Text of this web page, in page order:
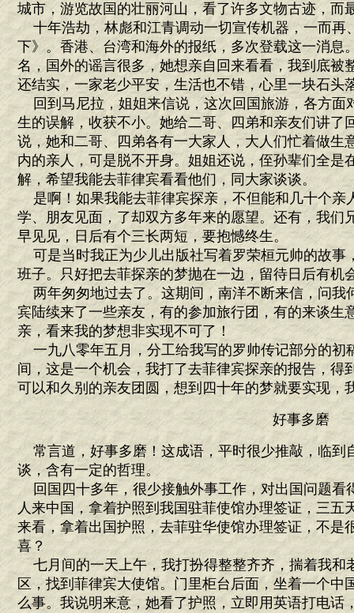
城市，游览故国的壮丽河山，看了许多文物古迹，而
十年浩劫，林彪和江青调动一切宣传机器，一而再
下》。香港、台湾和海外的报纸，多次登载这一消息
名，国外的谣言很多，她想亲自回来看看，我到底被
还结实，一家老少平安，生活也不错，心里一块石头
回到马尼拉，姐姐来信说，这次回国旅游，各方面
生的误解，收获不小。她给二哥、四弟和亲友们讲了
说，她和二哥、四弟各有一大家人，大人们忙着做生
内的亲人，可是脱不开身。姐姐还说，侄孙辈们全是
解，希望我能去菲律宾看看他们，同大家谈谈。
是啊！如果我能去菲律宾探亲，不但能和几十个亲
学、朋友见面，了却双方多年来的愿望。还有，我们
早见见，日后有个三长两短，要抱憾终生。
可是当时我正为少儿出版社写着罗荣桓元帅的故事
班子。只好把去菲探亲的梦抛在一边，留待日后有机
两年匆匆地过去了。这期间，南洋不断来信，问我
宾陆续来了一些亲友，有的参加旅行团，有的来谈生
亲，看来我的梦想非实现不可了！
一九八零年五月，分工给我写的罗帅传记部分的初
间，这是一个机会，我打了去菲律宾探亲的报告，得
可以和久别的亲友团圆，想到四十年的梦就要实现，
好事多磨
常言道，好事多磨！这成语，平时很少推敲，临到
谈，含有一定的哲理。
回国四十多年，很少接触外事工作，对出国问题看
人来中国，拿着护照到我国驻菲使馆办理签证，三五
来看，拿着出国护照，去菲驻华使馆办理签证，不是
喜？
七月间的一天上午，我打扮得整整齐齐，揣着我和
区，找到菲律宾大使馆。门里柜台后面，坐着一个中
么事。我说明来意，她看了护照，立即用英语打电话